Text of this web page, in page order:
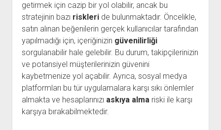
getirmek için cazip bir yol olabilir, ancak bu
stratejinin bazı riskleride bulunmaktadır. Öncelikle,
satın alınan beğenilerin gerçek kullanıcılar tarafından
yapılmadığı için, içeriğinizin güvenilirliği
sorgulanabilir hale gelebilir. Bu durum, takipçilerinizin
ve potansiyel müşterilerinizin güvenini
kaybetmenize yol açabilir. Ayrıca, sosyal medya
platformları bu tür uygulamalara karşı sıkı önlemler
almakta ve hesaplarınızı askıya almariski ile karşı
karşıya bırakabilmektedir.